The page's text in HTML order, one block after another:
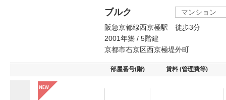
ブルク
マンション
阪急京都線西京極駅 徒歩3分
2001年築 / 5階建
京都市右京区西京極堤外町
部屋番号(階) 賃料 (管理費等)